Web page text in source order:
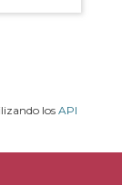
los API